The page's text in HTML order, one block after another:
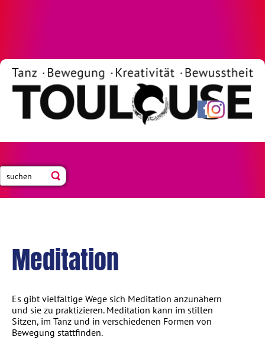
Meditation
Es gibt vielfältige Wege sich Meditation anzunähern
und sie zu praktizieren. Meditation kann im stillen
Sitzen, im Tanz und in verschiedenen Formen von
Bewegung stattfinden.